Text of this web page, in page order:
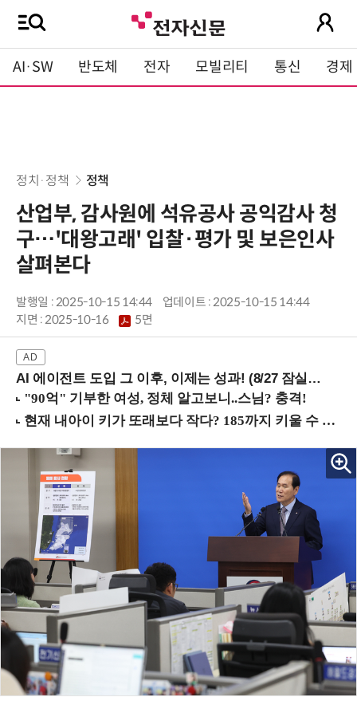
AI·SW 반도체 전자 모빌리티 통신 경제
정치·정책 정책
산업부, 감사원에 석유공사 공익감사 청
구…'대왕고래' 입찰·평가 및 보은인사
살펴본다
발행일 : 2025-10-15 14:44
업데이트 : 2025-10-15 14:44
지면 :2025-10-16 5면
AI 에이전트 도입 그 이후, 이제는 성과! (8/27 잠실역)